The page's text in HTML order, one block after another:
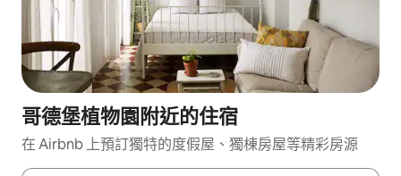
哥德堡植物園附近的住宿
在 Airbnb 上預訂獨特的度假屋、獨棟房屋等精彩房源